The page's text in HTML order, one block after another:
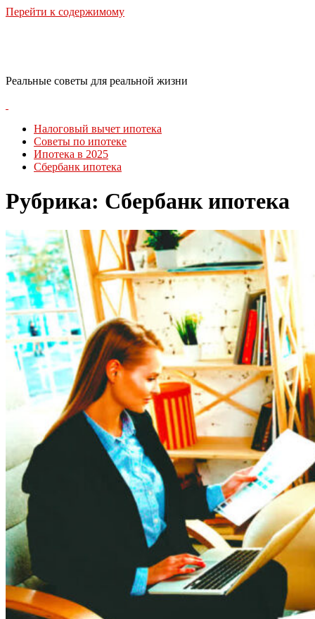
Перейти к содержимому
Реальные советы для реальной жизни
Налоговый вычет ипотека
Советы по ипотеке
Ипотека в 2025
Сбербанк ипотека
Рубрика: Сбербанк ипотека